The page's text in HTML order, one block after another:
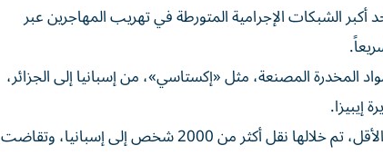
الشبكات الإجرامية المتورطة في تهريب المهاجرين عبر
المصنعة، مثل «إكستاسي»، من إسبانيا إلى الجزائر،
إيبيزا.
ويعتقد المحققون أن الشبكة مسؤولة عن 64 عملية تهريب مهاجرين على الأقل، تم خلالها نقل أكثر من 2000 شخص إلى إسبانيا، وتقاضت